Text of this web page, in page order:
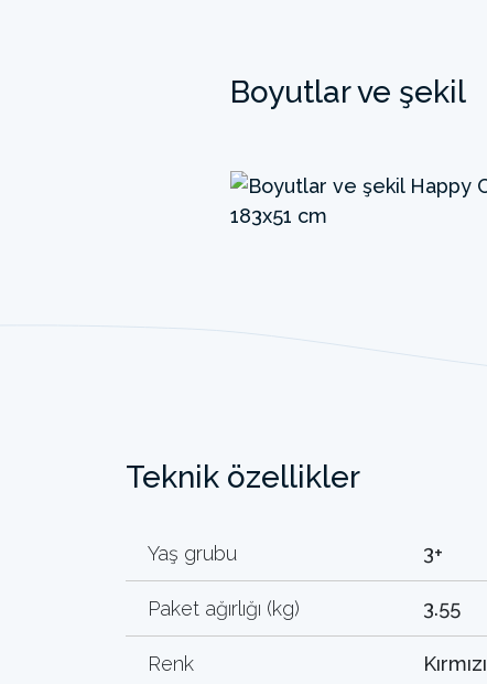
Boyutlar ve şekil
Teknik özellikler
Yaş grubu 3+
Paket ağırlığı (kg) 3.55
Renk Kırmızı